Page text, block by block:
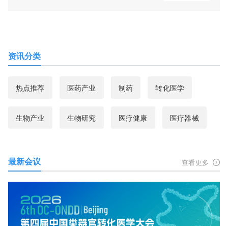
资讯分类
热点推荐 医药产业 制药 转化医学
生物产业 生物研究 医疗健康 医疗器械
最新会议 查看更多